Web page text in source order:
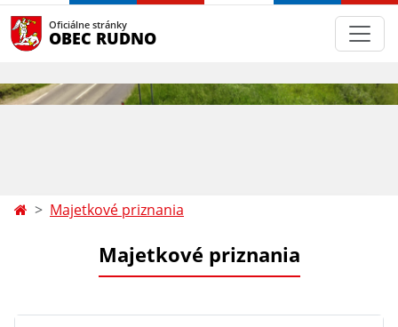
Oficiálne stránky
OBEC RUDNO
Majetkové priznania
Majetkové priznania